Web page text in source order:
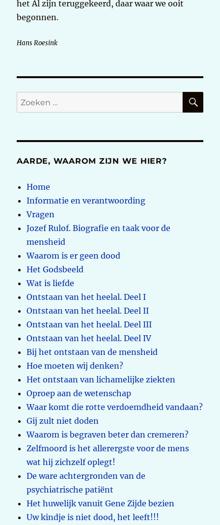
het Al zijn teruggekeerd, daar waar we ooit
begonnen.
Hans Roesink
Zoeken
naar:
AARDE, WAAROM ZIJN WE HIER?
Home
Informatie en verantwoording
Vragen
Jozef Rulof. Biografie en taak voor de
mensheid
Waarom is er geen dood
Het Godsbeeld
Wat is liefde
Ontstaan van het heelal. Deel I
Ontstaan van het heelal. Deel II
Ontstaan van het heelal. Deel III
Ontstaan van het heelal. Deel IV
Bij het ontstaan van de mensheid
Hoe moeten wij denken?
Het ontstaan van lichamelijke ziekten
Oproep aan de wetenschap
Waar komt die rotte verdoemdheid vandaan?
Gij zult niet doden
Waarom is begraven beter dan cremeren?
Zelfmoord is het allerergste voor de mens
wat hij zichzelf oplegt!
De ware achtergronden van de
psychiatrische patiënt
Het huwelijk vanuit Gene Zijde bezien
Uw kindje is niet dood, het leeft!!!